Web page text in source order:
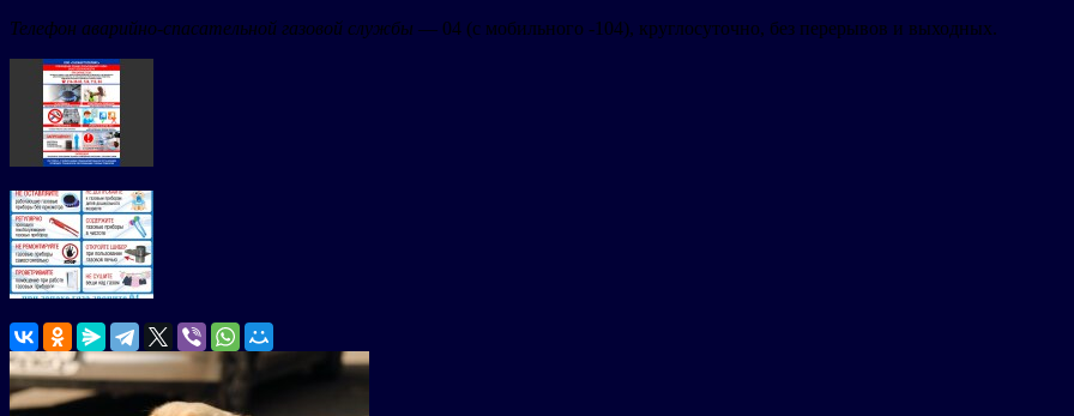
Телефон аварийно-спасательной газовой службы — 04 (с мобильного -104), круглосуточно, без перерывов и выходных.